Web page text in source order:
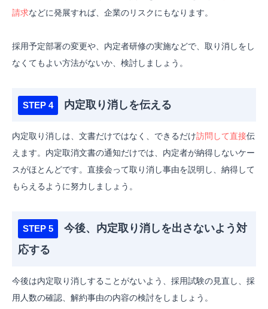
請求などに発展すれば、企業のリスクにもなります。
採用予定部署の変更や、内定者研修の実施などで、取り消しをし
なくてもよい方法がないか、検討しましょう。
内定取り消しを伝える
内定取り消しは、文書だけではなく、できるだけ訪問して直接伝
えます。 内定取消文書の通知だけでは、内定者が納得しないケー
スがほとんどです。直接会って取り消し事由を説明し、納得して
もらえるように努力しましょう。
今後、内定取り消しを出さないよう対
応する
今後は内定取り消しすることがないよう、採用試験の見直し、採
用人数の確認、解約事由の内容の検討をしましょう。